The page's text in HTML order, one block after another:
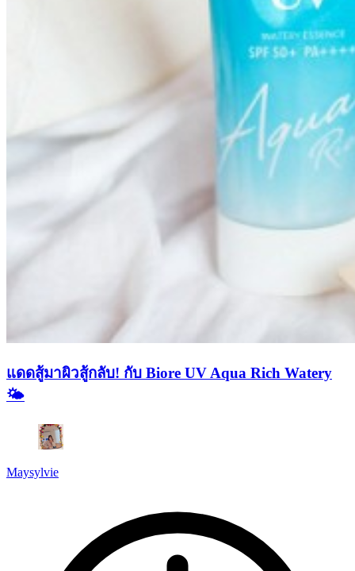
แดดสู้มาผิวสู้กลับ! กับ Biore UV Aqua Rich Watery
🌤️
Maysylvie